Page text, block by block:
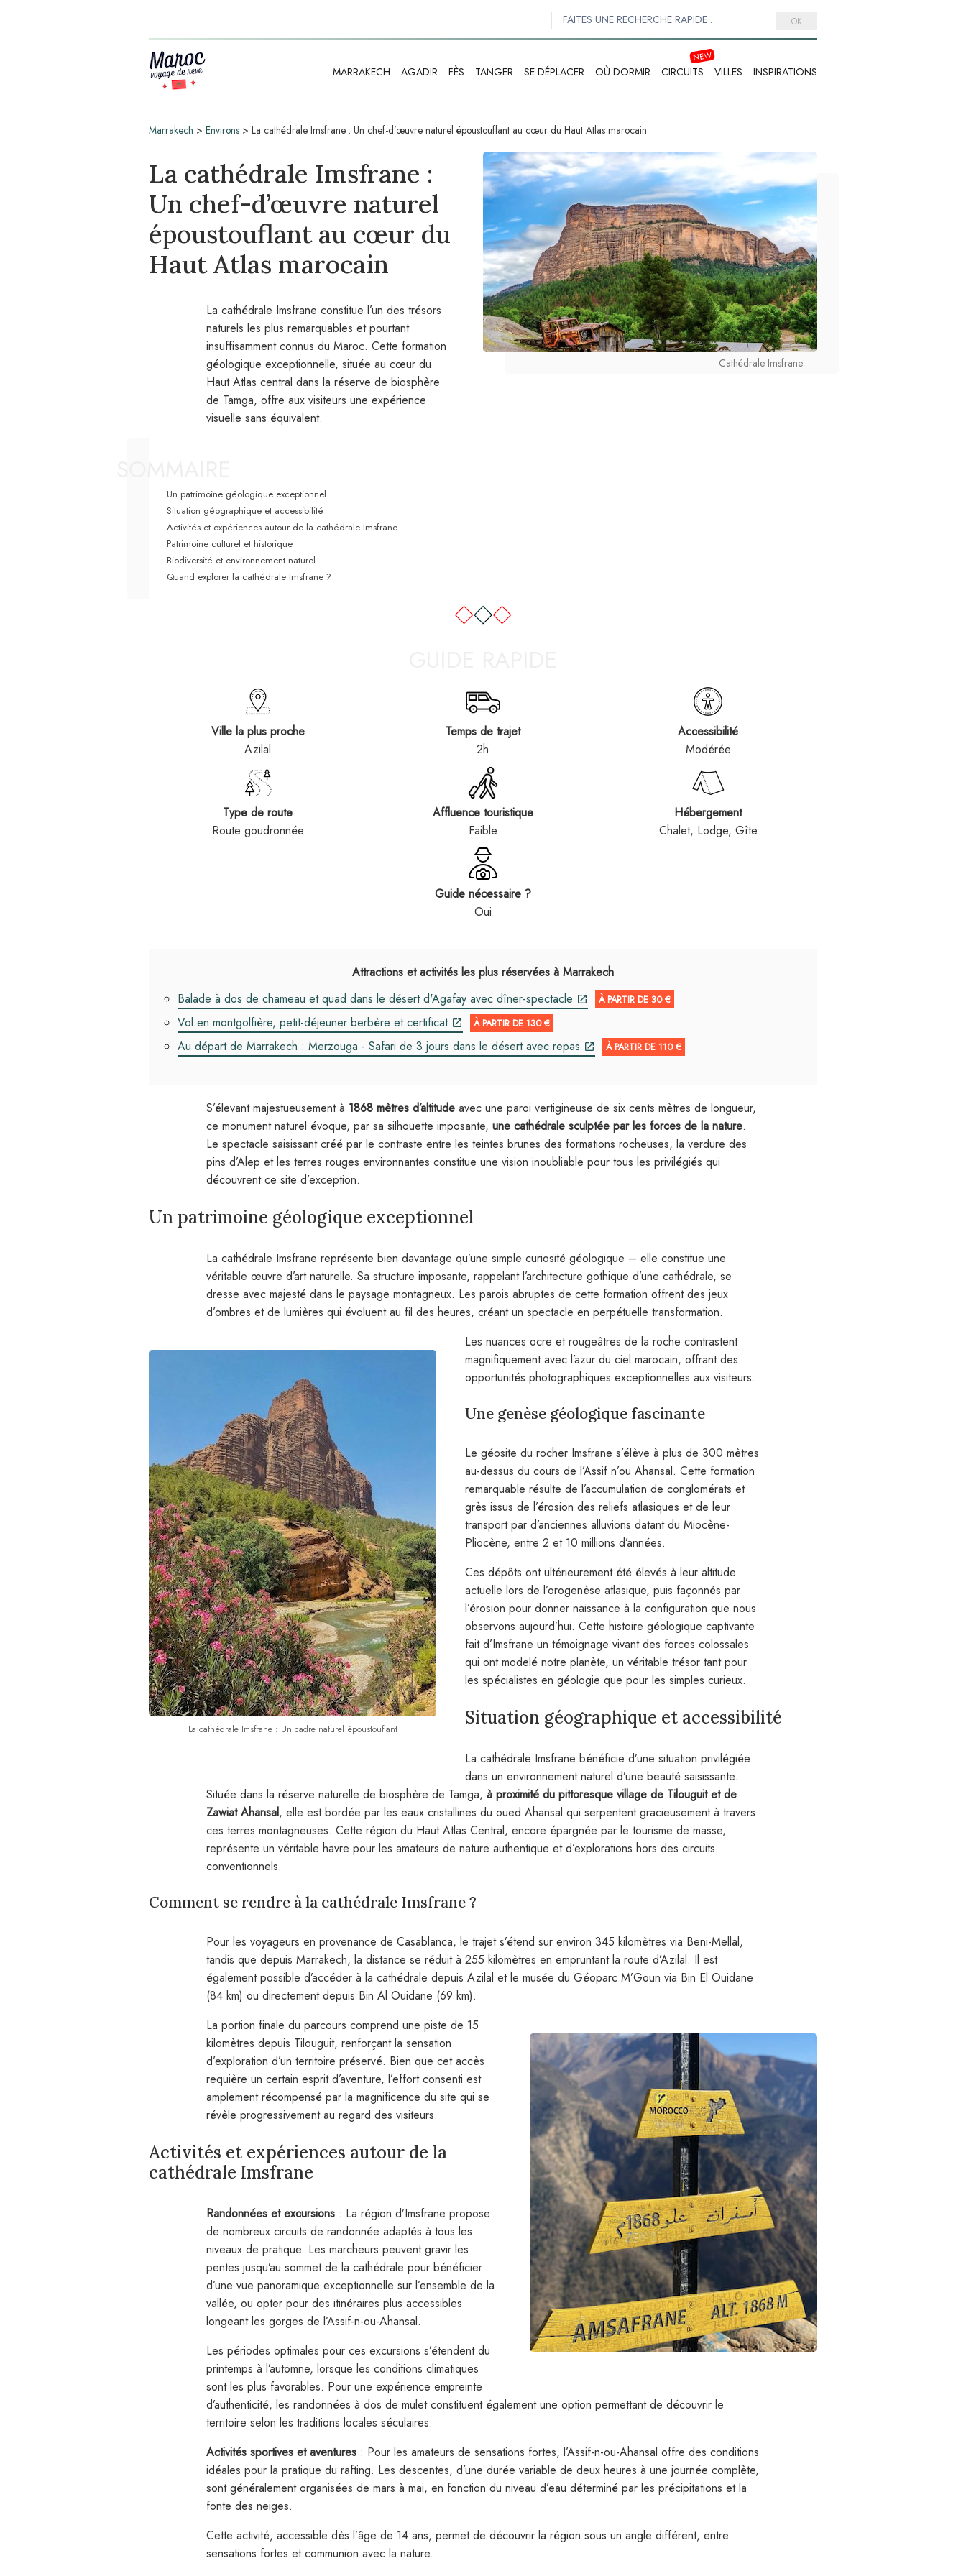
OK
MARRAKECH AGADIR FÈS TANGER SE DÉPLACER OÙ DORMIR CIRCUITS VILLES INSPIRATIONS
Marrakech > Environs > La cathédrale Imsfrane : Un chef-d’œuvre naturel époustouflant au cœur du Haut Atlas marocain
Cathédrale Imsfrane
La cathédrale Imsfrane :
Un chef-d’œuvre naturel
époustouflant au cœur du
Haut Atlas marocain
La cathédrale Imsfrane constitue l’un des trésors
naturels les plus remarquables et pourtant
insuffisamment connus du Maroc. Cette formation
géologique exceptionnelle, située au cœur du
Haut Atlas central dans la réserve de biosphère
de Tamga, offre aux visiteurs une expérience
visuelle sans équivalent.
Un patrimoine géologique exceptionnel
Situation géographique et accessibilité
Activités et expériences autour de la cathédrale Imsfrane
Patrimoine culturel et historique
Biodiversité et environnement naturel
Quand explorer la cathédrale Imsfrane ?
Ville la plus proche
Azilal
Temps de trajet
2h
Accessibilité
Modérée
Type de route
Route goudronnée
Affluence touristique
Faible
Hébergement
Chalet, Lodge, Gîte
Guide nécessaire ?
Oui
Attractions et activités les plus réservées à Marrakech
Balade à dos de chameau et quad dans le désert d'Agafay avec dîner-spectacle
À PARTIR DE 30 €
Vol en montgolfière, petit-déjeuner berbère et certificat À PARTIR DE 130 €
Au départ de Marrakech : Merzouga - Safari de 3 jours dans le désert avec repas À PARTIR DE 110 €
S’élevant majestueusement à 1868 mètres d’altitude avec une paroi vertigineuse de six cents mètres de longueur,
ce monument naturel évoque, par sa silhouette imposante, une cathédrale sculptée par les forces de la nature.
Le spectacle saisissant créé par le contraste entre les teintes brunes des formations rocheuses, la verdure des
pins d’Alep et les terres rouges environnantes constitue une vision inoubliable pour tous les privilégiés qui
découvrent ce site d’exception.
Un patrimoine géologique exceptionnel
La cathédrale Imsfrane représente bien davantage qu’une simple curiosité géologique – elle constitue une
véritable œuvre d’art naturelle. Sa structure imposante, rappelant l’architecture gothique d’une cathédrale, se
dresse avec majesté dans le paysage montagneux. Les parois abruptes de cette formation offrent des jeux
d’ombres et de lumières qui évoluent au fil des heures, créant un spectacle en perpétuelle transformation.
La cathédrale Imsfrane : Un cadre naturel époustouflant
Les nuances ocre et rougeâtres de la roche contrastent
magnifiquement avec l’azur du ciel marocain, offrant des
opportunités photographiques exceptionnelles aux visiteurs.
Une genèse géologique fascinante
Le géosite du rocher Imsfrane s’élève à plus de 300 mètres
au-dessus du cours de l’Assif n’ou Ahansal. Cette formation
remarquable résulte de l’accumulation de conglomérats et
grès issus de l’érosion des reliefs atlasiques et de leur
transport par d’anciennes alluvions datant du Miocène-
Pliocène, entre 2 et 10 millions d’années.
Ces dépôts ont ultérieurement été élevés à leur altitude
actuelle lors de l’orogenèse atlasique, puis façonnés par
l’érosion pour donner naissance à la configuration que nous
observons aujourd’hui. Cette histoire géologique captivante
fait d’Imsfrane un témoignage vivant des forces colossales
qui ont modelé notre planète, un véritable trésor tant pour
les spécialistes en géologie que pour les simples curieux.
Situation géographique et accessibilité
La cathédrale Imsfrane bénéficie d’une situation privilégiée
dans un environnement naturel d’une beauté saisissante.
Située dans la réserve naturelle de biosphère de Tamga, à proximité du pittoresque village de Tilouguit et de
Zawiat Ahansal, elle est bordée par les eaux cristallines du oued Ahansal qui serpentent gracieusement à travers
ces terres montagneuses. Cette région du Haut Atlas Central, encore épargnée par le tourisme de masse,
représente un véritable havre pour les amateurs de nature authentique et d’explorations hors des circuits
conventionnels.
Comment se rendre à la cathédrale Imsfrane ?
Pour les voyageurs en provenance de Casablanca, le trajet s’étend sur environ 345 kilomètres via Beni-Mellal,
tandis que depuis Marrakech, la distance se réduit à 255 kilomètres en empruntant la route d’Azilal. Il est
également possible d’accéder à la cathédrale depuis Azilal et le musée du Géoparc M’Goun via Bin El Ouidane
(84 km) ou directement depuis Bin Al Ouidane (69 km).
La portion finale du parcours comprend une piste de 15
kilomètres depuis Tilouguit, renforçant la sensation
d’exploration d’un territoire préservé. Bien que cet accès
requière un certain esprit d’aventure, l’effort consenti est
amplement récompensé par la magnificence du site qui se
révèle progressivement au regard des visiteurs.
Activités et expériences autour de la
cathédrale Imsfrane
Randonnées et excursions : La région d’Imsfrane propose
de nombreux circuits de randonnée adaptés à tous les
niveaux de pratique. Les marcheurs peuvent gravir les
pentes jusqu’au sommet de la cathédrale pour bénéficier
d’une vue panoramique exceptionnelle sur l’ensemble de la
vallée, ou opter pour des itinéraires plus accessibles
longeant les gorges de l’Assif-n-ou-Ahansal.
Les périodes optimales pour ces excursions s’étendent du
printemps à l’automne, lorsque les conditions climatiques
sont les plus favorables. Pour une expérience empreinte
d’authenticité, les randonnées à dos de mulet constituent également une option permettant de découvrir le
territoire selon les traditions locales séculaires.
Activités sportives et aventures : Pour les amateurs de sensations fortes, l’Assif-n-ou-Ahansal offre des conditions
idéales pour la pratique du rafting. Les descentes, d’une durée variable de deux heures à une journée complète,
sont généralement organisées de mars à mai, en fonction du niveau d’eau déterminé par les précipitations et la
fonte des neiges.
Cette activité, accessible dès l’âge de 14 ans, permet de découvrir la région sous un angle différent, entre
sensations fortes et communion avec la nature.